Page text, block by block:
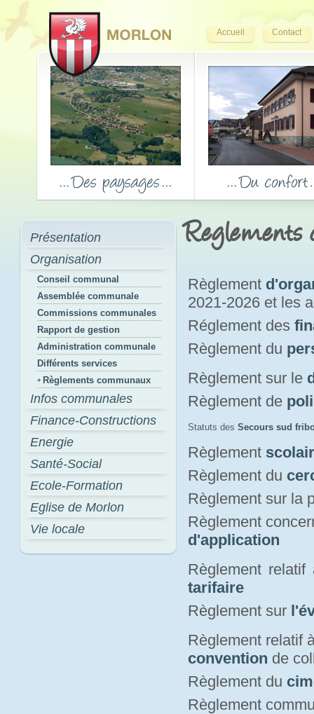
Accueil Contact
Présentation
Organisation
Conseil communal
Assemblée communale
Commissions communales
Rapport de gestion
Administration communale
Différents services
Règlements communaux
Infos communales
Finance-Constructions
Energie
Santé-Social
Ecole-Formation
Eglise de Morlon
Vie locale
Règlement
2021-2026 et les
Réglement des
Règlement du
Règlement sur le
Règlement de
Statuts des Secours sud
Règlement
Règlement du
Règlement sur la
Règlement
d'application
Règlement
tarifaire
Règlement sur
Règlement relatif
convention de
Règlement du
Règlement